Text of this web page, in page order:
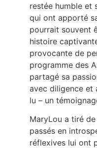
restée humble et
qui ont apporté
pourrait souvent
histoire
provocante de
programme des
partagé sa
avec diligence et
lu – un
MaryLou a tiré
passés en
réflexives lui ont